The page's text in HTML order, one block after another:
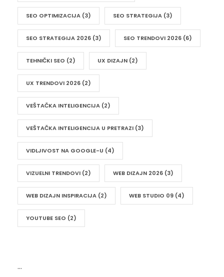
SEO OPTIMIZACIJA (3) SEO STRATEGIJA (3)
SEO STRATEGIJA 2026 (3) SEO TRENDOVI 2026 (6)
TEHNIČKI SEO (2) UX DIZAJN (2)
UX TRENDOVI 2026 (2)
VEŠTAČKA INTELIGENCIJA (2)
VEŠTAČKA INTELIGENCIJA U PRETRAZI (3)
VIDLJIVOST NA GOOGLE-U (4)
VIZUELNI TRENDOVI (2) WEB DIZAJN 2026 (3)
WEB DIZAJN INSPIRACIJA (2) WEB STUDIO 09 (4)
YOUTUBE SEO (2)
…